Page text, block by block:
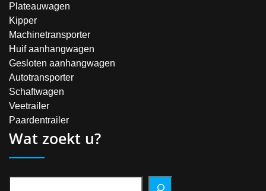
Plateauwagen
Kipper
Machinetransporter
Huif aanhangwagen
Gesloten aanhangwagen
Autotransporter
Schaftwagen
Veetrailer
Paardentrailer
Wat zoekt u?